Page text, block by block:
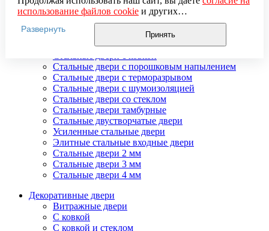
Стальные двери внутреннего открывания
Стальные двери массив
Стальные двери мдф
Стальные двери с зеркалом
Стальные двери с порошковым напылением
Стальные двери с терморазрывом
Стальные двери с шумоизоляцией
Стальные двери со стеклом
Стальные двери тамбурные
Стальные двустворчатые двери
Усиленные стальные двери
Элитные стальные входные двери
Стальные двери 2 мм
Стальные двери 3 мм
Стальные двери 4 мм
Декоративные двери
Витражные двери
С ковкой
С ковкой и стеклом
использование файлов cookieи других
пользовательских данных (включая IP-адрес, сведения о
местоположении, устройстве, действиях на сайте и т. п.)
для функционирования сайта, проведения
использования систем аналитики (например,
Яндекс.Метрика), в соответствии с нашей
обработки персональных данных.
Если вы не хотите, чтобы ваши данные обрабатывались,
настройте ограничения в браузере или покиньте сайт.
Развернуть
Принять